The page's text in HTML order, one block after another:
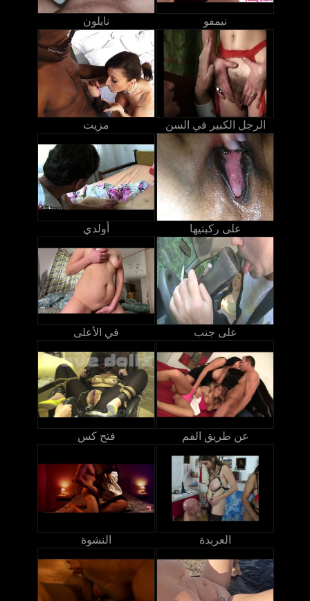
نايلون نيمفو
مزيت الرجل الكبير في السن
أولدي على ركبتيها
في الأعلى على جنب
فتح كس عن طريق الفم
النشوة العربدة